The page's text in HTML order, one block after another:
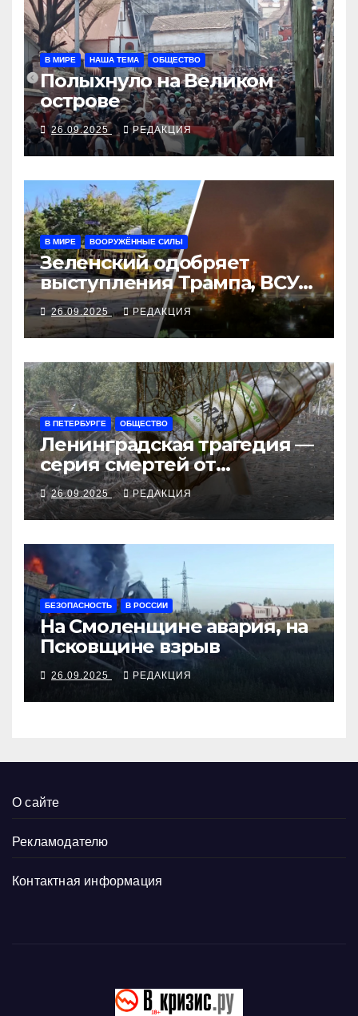
В МИРЕ НАША ТЕМА ОБЩЕСТВО
Полыхнуло на Великом
острове
26.09.2025 РЕДАКЦИЯ
В МИРЕ ВООРУЖЁННЫЕ СИЛЫ
Зеленский одобряет
выступления Трампа, ВСУ
закрыли Добропольский
рубеж
26.09.2025 РЕДАКЦИЯ
В ПЕТЕРБУРГЕ ОБЩЕСТВО
Ленинградская трагедия —
серия смертей от
алкосуррогата
26.09.2025 РЕДАКЦИЯ
БЕЗОПАСНОСТЬ В РОССИИ
На Смоленщине авария, на
Псковщине взрыв
26.09.2025 РЕДАКЦИЯ
О сайте
Рекламодателю
Контактная информация